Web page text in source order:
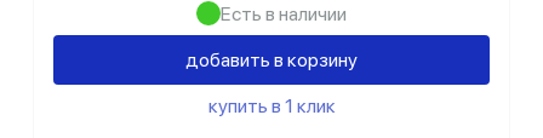
Есть в наличии
добавить в корзину
купить в 1 клик